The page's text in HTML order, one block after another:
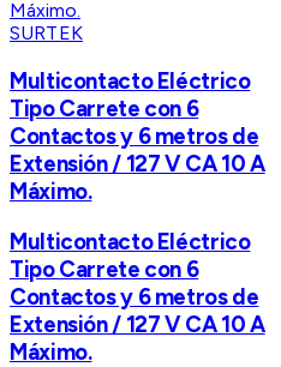
SURTEK
Multicontacto Eléctrico
Tipo Carrete con 6
Contactos y 6 metros de
Extensión / 127 V CA 10 A
Máximo.
Multicontacto Eléctrico
Tipo Carrete con 6
Contactos y 6 metros de
Extensión / 127 V CA 10 A
Máximo.